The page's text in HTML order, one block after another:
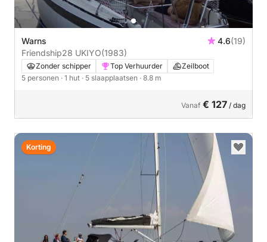
Warns 4.6(19)
Friendship28 UKIYO(1983)
Zonder schipper Top Verhuurder
Zeilboot
5 personen · 1 hut · 5 slaapplaatsen · 8.8 m
Vanaf € 127 / dag
Korting